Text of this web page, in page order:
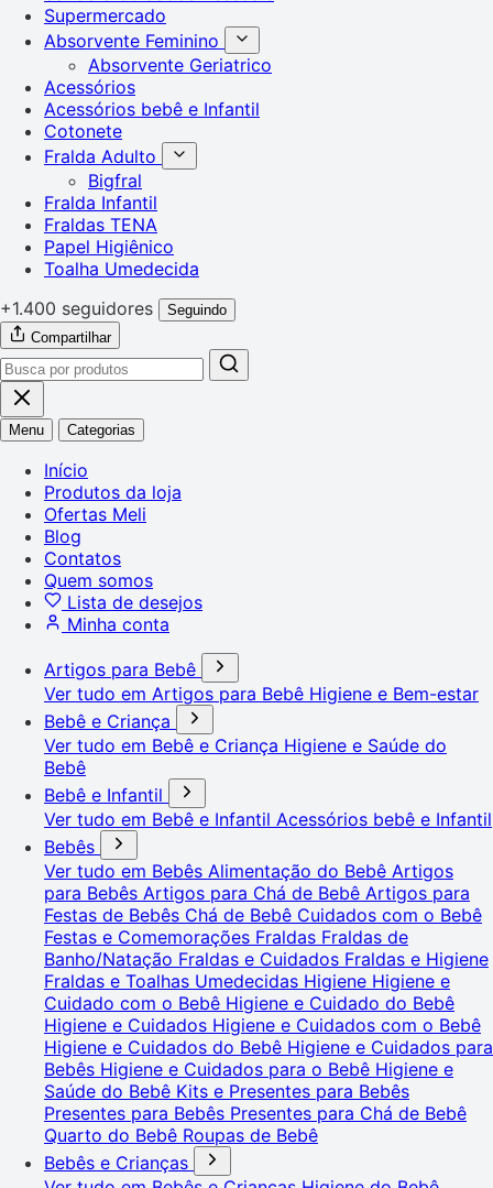
Supermercado
Absorvente Feminino
Absorvente Geriatrico
Acessórios
Acessórios bebê e Infantil
Cotonete
Fralda Adulto
Bigfral
Fralda Infantil
Fraldas TENA
Papel Higiênico
Toalha Umedecida
+1.400 seguidores
Seguindo
Compartilhar
Menu Categorias
Início
Produtos da loja
Ofertas Meli
Blog
Contatos
Quem somos
Lista de desejos
Minha conta
Artigos para Bebê
Ver tudo em Artigos para Bebê Higiene e Bem-estar
Bebê e Criança
Ver tudo em Bebê e Criança Higiene e Saúde do
Bebê
Bebê e Infantil
Ver tudo em Bebê e Infantil Acessórios bebê e Infantil
Bebês
Ver tudo em Bebês Alimentação do Bebê Artigos
para Bebês Artigos para Chá de Bebê Artigos para
Festas de Bebês Chá de Bebê Cuidados com o Bebê
Festas e Comemorações Fraldas Fraldas de
Banho/Natação Fraldas e Cuidados Fraldas e Higiene
Fraldas e Toalhas Umedecidas Higiene Higiene e
Cuidado com o Bebê Higiene e Cuidado do Bebê
Higiene e Cuidados Higiene e Cuidados com o Bebê
Higiene e Cuidados do Bebê Higiene e Cuidados para
Bebês Higiene e Cuidados para o Bebê Higiene e
Saúde do Bebê Kits e Presentes para Bebês
Presentes para Bebês Presentes para Chá de Bebê
Quarto do Bebê Roupas de Bebê
Bebês e Crianças